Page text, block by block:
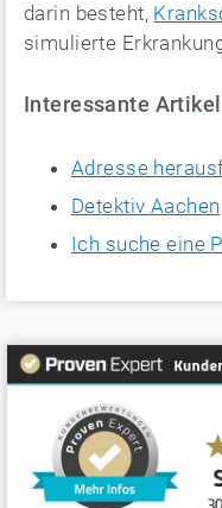
darin besteht,
simulierte
Interessante
Adresse
Detektiv Aachen
Ich suche eine